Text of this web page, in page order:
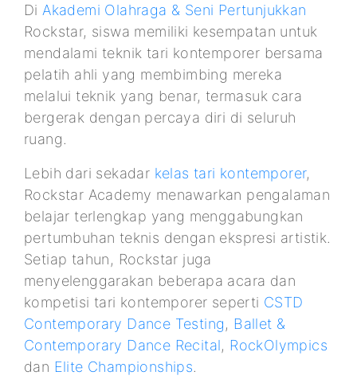
Di Akademi Olahraga & Seni Pertunjukkan
Rockstar, siswa memiliki kesempatan untuk
mendalami teknik tari kontemporer bersama
pelatih ahli yang membimbing mereka
melalui teknik yang benar, termasuk cara
bergerak dengan percaya diri di seluruh
ruang.
Lebih dari sekadar kelas tari kontemporer,
Rockstar Academy menawarkan pengalaman
belajar terlengkap yang menggabungkan
pertumbuhan teknis dengan ekspresi artistik.
Setiap tahun, Rockstar juga
menyelenggarakan beberapa acara dan
kompetisi tari kontemporer seperti CSTD
Contemporary Dance Testing, Ballet &
Contemporary Dance Recital, RockOlympics
dan Elite Championships.